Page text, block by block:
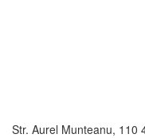
Str. Aurel Munteanu, 110